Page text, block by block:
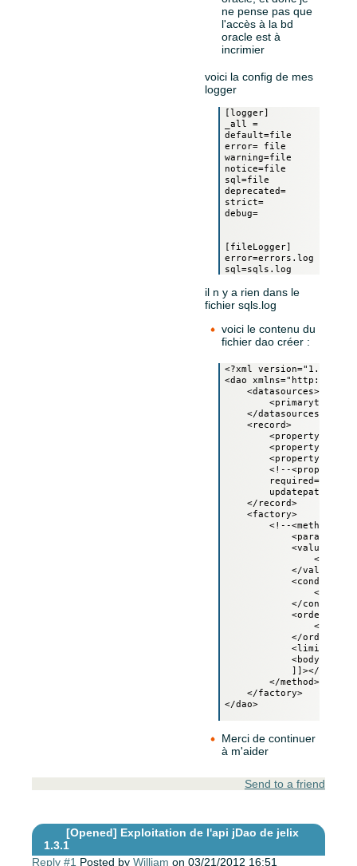
ne pense pas que
l'accès à la bd
oracle est à
incrimier
voici la config de mes
logger
[logger]
_all =
default=file
error= file
warning=file
notice=file
sql=file
deprecated=
strict=
debug=
[fileLogger]
error=errors.log
il n y a rien dans le
fichier sqls.log
voici le contenu du
fichier dao créer :
<?xml version="1.0"
<dao xmlns="http://
    <datasources>
<primarytable
    </datasources>
    <record>
<property
<property
<property
<!--<property
required="yes"
    </record>
    <factory>
<!--<method
<parameter
            <values>
<value
            </values>
<conditions
<eq
</
            <order>
            </order>
<limit
            ]]></body>
        </method>-->
    </factory>
</dao>
Merci de continuer
à m'aider
Send to a friend
[Opened] Exploitation de l'api jDao de jelix
1.3.1
Reply #1 Posted byWilliam on 03/21/2012 16:51